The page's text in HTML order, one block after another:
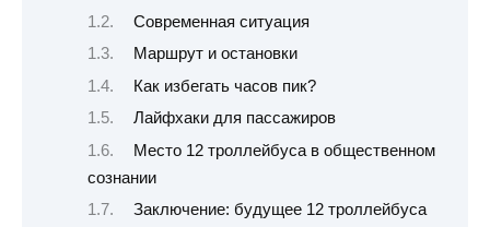
Современная ситуация
Маршрут и остановки
Как избегать часов пик?
Лайфхаки для пассажиров
Место 12 троллейбуса в общественном
сознании
Заключение: будущее 12 троллейбуса